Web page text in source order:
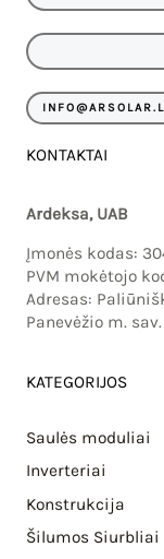
o
o
g
r
m
KONTAKTAI
Ardeksa, UAB
Įmonės kodas:
PVM mokėtojo
Adresas:
Panevėžio m. sav.
KATEGORIJOS
Saulės moduliai
Inverteriai
Konstrukcija
Šilumos Siurbliai